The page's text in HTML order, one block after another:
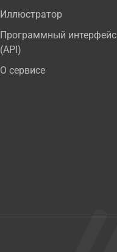
Иллюстратор
Программный интерфейс
(API)
О сервисе